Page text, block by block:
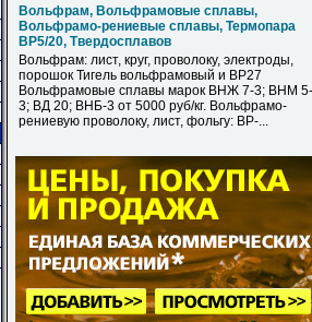
Вольфрам, Вольфрамовые сплавы,
Вольфрамо-рениевые сплавы, Термопара
ВР5/20, Твердосплавов
Вольфрам: лист, круг, проволоку, электроды,
порошок Тигель вольфрамовый и ВР27
Вольфрамовые сплавы марок ВНЖ 7-3; ВНМ 5-
3; ВД 20; ВНБ-3 от 5000 руб/кг. Вольфрамо-
рениевую проволоку, лист, фольгу: ВР-...